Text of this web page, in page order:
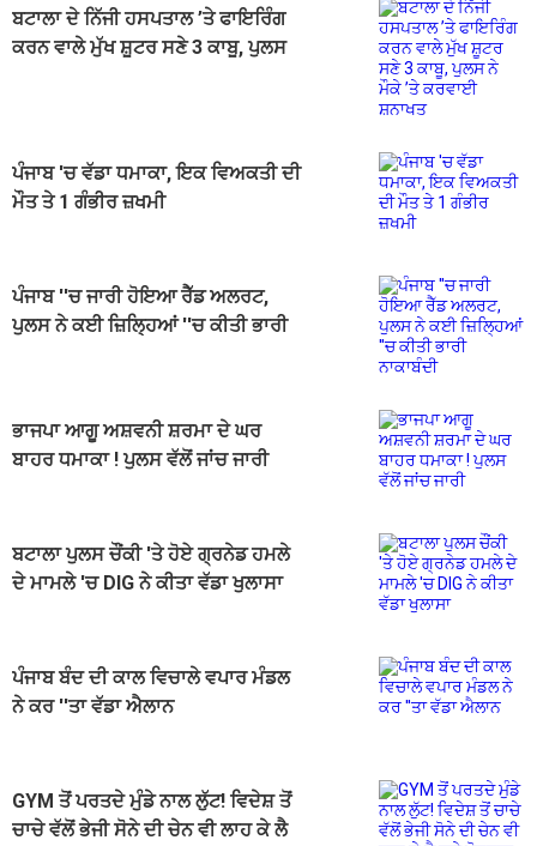
ਬਟਾਲਾ ਦੇ ਨਿੱਜੀ ਹਸਪਤਾਲ ’ਤੇ ਫਾਇਰਿੰਗ
ਕਰਨ ਵਾਲੇ ਮੁੱਖ ਸ਼ੂਟਰ ਸਣੇ 3 ਕਾਬੂ, ਪੁਲਸ
ਪੰਜਾਬ 'ਚ ਵੱਡਾ ਧਮਾਕਾ, ਇਕ ਵਿਅਕਤੀ ਦੀ
ਮੌਤ ਤੇ 1 ਗੰਭੀਰ ਜ਼ਖਮੀ
ਪੰਜਾਬ ''ਚ ਜਾਰੀ ਹੋਇਆ ਰੈੱਡ ਅਲਰਟ,
ਪੁਲਸ ਨੇ ਕਈ ਜ਼ਿਲ੍ਹਿਆਂ ''ਚ ਕੀਤੀ ਭਾਰੀ
ਭਾਜਪਾ ਆਗੂ ਅਸ਼ਵਨੀ ਸ਼ਰਮਾ ਦੇ ਘਰ
ਬਾਹਰ ਧਮਾਕਾ ! ਪੁਲਸ ਵੱਲੋਂ ਜਾਂਚ ਜਾਰੀ
ਬਟਾਲਾ ਪੁਲਸ ਚੌਂਕੀ 'ਤੇ ਹੋਏ ਗ੍ਰਨੇਡ ਹਮਲੇ
ਦੇ ਮਾਮਲੇ 'ਚ DIG ਨੇ ਕੀਤਾ ਵੱਡਾ ਖੁਲਾਸਾ
ਪੰਜਾਬ ਬੰਦ ਦੀ ਕਾਲ ਵਿਚਾਲੇ ਵਪਾਰ ਮੰਡਲ
ਨੇ ਕਰ ''ਤਾ ਵੱਡਾ ਐਲਾਨ
GYM ਤੋਂ ਪਰਤਦੇ ਮੁੰਡੇ ਨਾਲ ਲੁੱਟ! ਵਿਦੇਸ਼ ਤੋਂ
ਚਾਚੇ ਵੱਲੋਂ ਭੇਜੀ ਸੋਨੇ ਦੀ ਚੇਨ ਵੀ ਲਾਹ ਕੇ ਲੈ